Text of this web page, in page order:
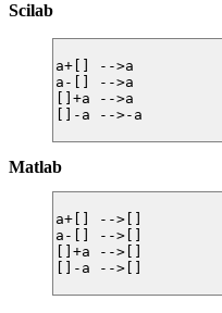
Scilab
a+[] -->a
a-[] -->a
[]+a -->a
[]-a -->-a
Matlab
a+[] -->[]
a-[] -->[]
[]+a -->[]
[]-a -->[]